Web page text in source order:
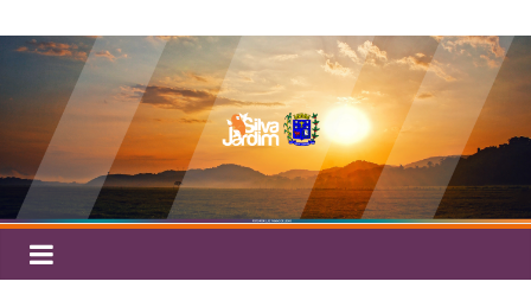
para
conteúdo
Silva
Jardim